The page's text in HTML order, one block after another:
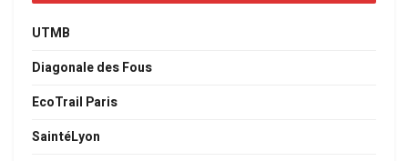
UTMB
Diagonale des Fous
EcoTrail Paris
SaintéLyon